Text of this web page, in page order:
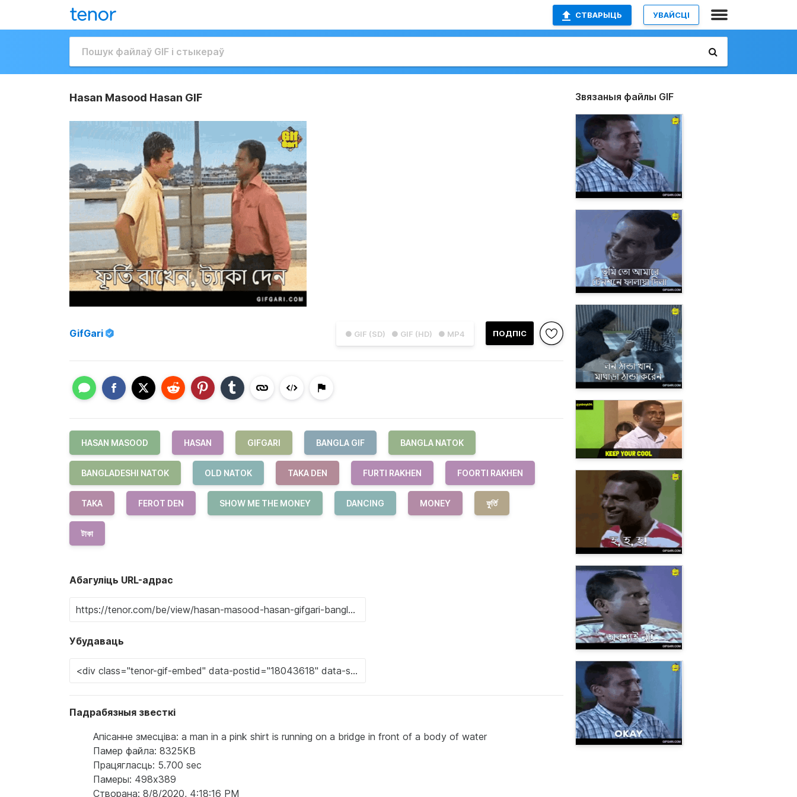
СТВАРЫЦЬ УВАЙСЦІ
Hasan Masood Hasan GIF
● GIF (SD) ● GIF (HD) ● MP4 ПОДПІС
GifGari
HASAN MASOOD HASAN GIFGARI BANGLA GIF BANGLA NATOK
BANGLADESHI NATOK OLD NATOK TAKA DEN FURTI RAKHEN FOORTI RAKHEN
TAKA FEROT DEN SHOW ME THE MONEY DANCING MONEY ফুর্তি
টাকা
Абагуліць URL-адрас
Убудаваць
Падрабязныя звесткі
Апісанне змесціва: a man in a pink shirt is running on a bridge in front of a body of water
Памер файла: 8325KB
Працягласць: 5.700 sec
Памеры: 498x389
Створана: 8/8/2020, 4:18:16 PM
Звязаныя файлы GIF